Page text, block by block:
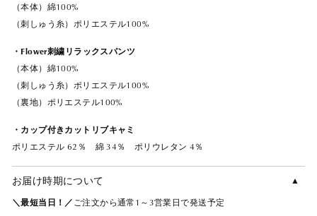
（本体）綿100%
（刺しゅう糸）ポリエステル100%
・Flower刺繍リラックスパンツ
（本体）綿100%
（刺しゅう糸）ポリエステル100%
（裏地）ポリエステル100%
・カップ付きカットリブキャミ
ポリエステル 62％ 綿 34％ ポリウレタン 4％
お届け時期について
＼最短当日！／ご注文から通常1～3営業日で発送予定